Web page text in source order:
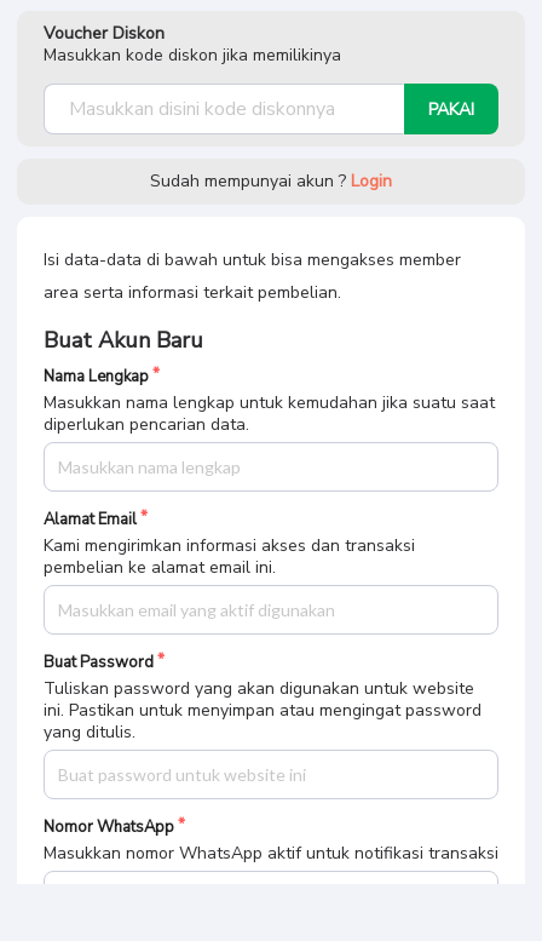
Voucher Diskon
Masukkan kode diskon jika memilikinya
PAKAI
Sudah mempunyai akun ? Login
Isi data-data di bawah untuk bisa mengakses member
area serta informasi terkait pembelian.
Buat Akun Baru
Nama Lengkap
Masukkan nama lengkap untuk kemudahan jika suatu saat
diperlukan pencarian data.
Alamat Email
Kami mengirimkan informasi akses dan transaksi
pembelian ke alamat email ini.
Buat Password
Tuliskan password yang akan digunakan untuk website
ini. Pastikan untuk menyimpan atau mengingat password
yang ditulis.
Nomor WhatsApp
Masukkan nomor WhatsApp aktif untuk notifikasi transaksi
Gratis Download 2
Video Premium DRK - Mengenal
Bahan Baku Herbal